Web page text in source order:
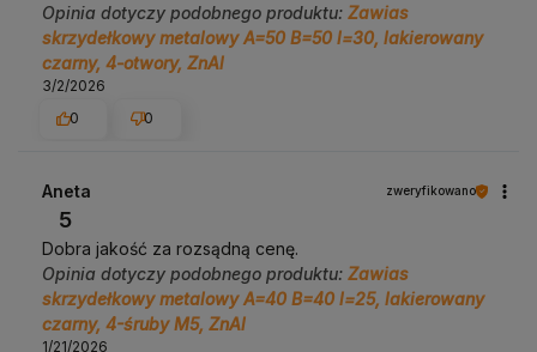
Opinia dotyczy podobnego produktu: Zawias
skrzydełkowy metalowy A=50 B=50 l=30, lakierowany
czarny, 4-otwory, ZnAl
3/2/2026
0
0
Aneta zweryfikowano
5
Dobra jakość za rozsądną cenę.
Opinia dotyczy podobnego produktu: Zawias
skrzydełkowy metalowy A=40 B=40 l=25, lakierowany
czarny, 4-śruby M5, ZnAl
1/21/2026